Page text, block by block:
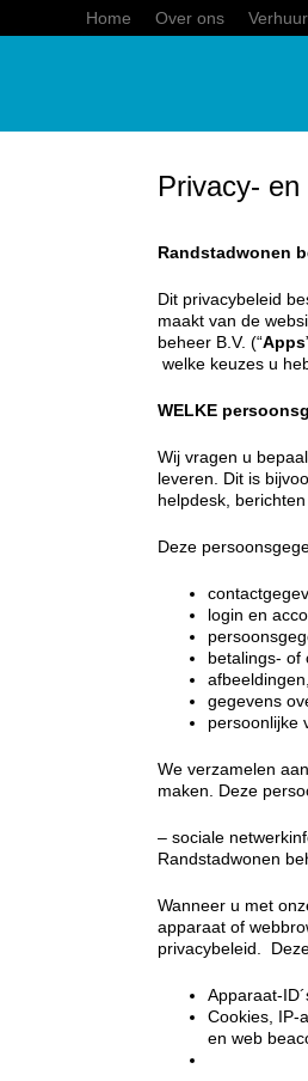
Home Over ons
Privacy-
Randstadwonen
Dit privacybeleid
maakt van de
beheer B.V. (“Apps
welke keuzes u
WELKE
Wij vragen u
leveren. Dit is
helpdesk,
Deze
login en
betalings- of
gegevens
persoonlijke
We verzamelen
maken. Deze
– sociale
Randstadwonen
Wanneer u met
apparaat of
privacybeleid.
Apparaat-
Cookies, IP-
en web